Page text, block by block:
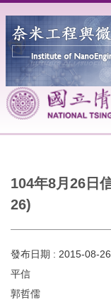
主
要
容
區
104年8月26日
26)
發布日期 : 2015-08-26
平信
郭哲儒